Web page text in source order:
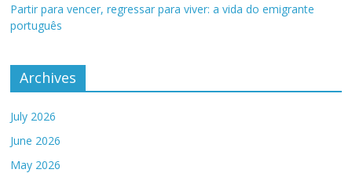
Partir para vencer, regressar para viver: a vida do emigrante
português
Archives
July 2026
June 2026
May 2026